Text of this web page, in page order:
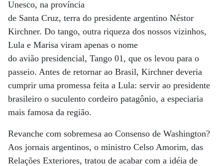
Unesco, na província
de Santa Cruz, terra do presidente argentino Néstor
Kirchner. Do tango, outra riqueza dos nossos vizinhos,
Lula e Marisa viram apenas o nome
do avião presidencial, Tango 01, que os levou para o
passeio. Antes de retornar ao Brasil, Kirchner deveria
cumprir uma promessa feita a Lula: servir ao presidente
brasileiro o suculento cordeiro patagônio, a especiaria
mais famosa da região.
Revanche com sobremesa ao Consenso de Washington?
Aos jornais argentinos, o ministro Celso Amorim, das
Relações Exteriores, tratou de acabar com a idéia de